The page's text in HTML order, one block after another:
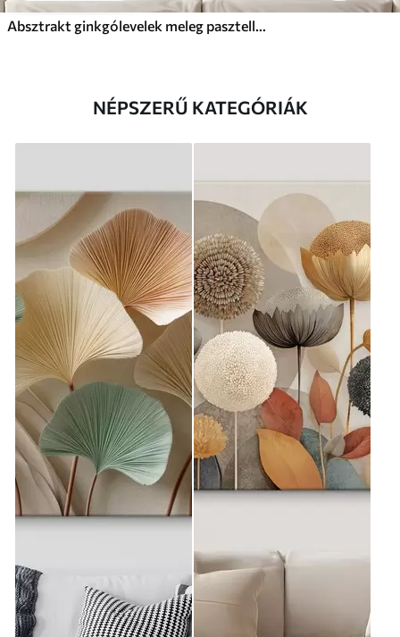
Absztrakt ginkgólevelek meleg pasztell színekben
NÉPSZERŰ KATEGÓRIÁK